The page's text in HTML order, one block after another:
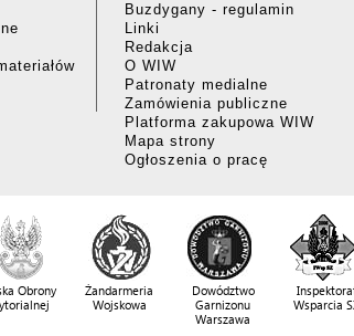
Buzdygany - regulamin
Linki
Redakcja
O WIW
Patronaty medialne
Zamówienia publiczne
Platforma zakupowa WIW
Mapa strony
Ogłoszenia o pracę
Obrony
Żandarmeria
Wojskowa
Dowództwo
Garnizonu
Warszawa
Wsparcia